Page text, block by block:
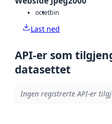
octetbin
Last ned
API-er som
datasettet
Ingen registrerte API-er